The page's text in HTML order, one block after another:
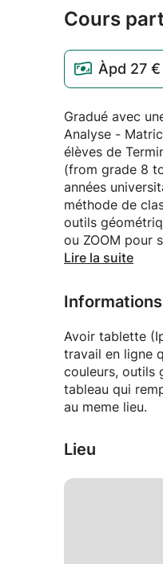
Cours
Àpd 27 €
Gradué avec
Analyse -
élèves de
(from grade 8
années
méthode de
outils
ou ZOOM pour
Résultats de
Lire la suite
Avoir tablette
travail en ligne
couleurs, outils
tableau qui
au meme lieu.
Lieu